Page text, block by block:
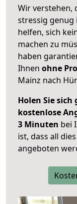
Wir verstehen,
stressig genug
helfen, sich
machen zu
haben
Ihnen ohne
Mainz nach
Holen Sie
kostenlose
3 Minuten bei
ist, dass all
angeboten